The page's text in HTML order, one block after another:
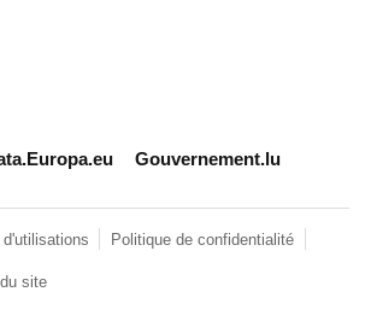
de data.public.lu
Gouvernement.lu
Politique de confidentialité
site